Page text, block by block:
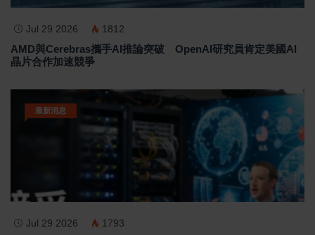
Jul 29 2026 1812
AMD與Cerebras攜手AI推論突破 OpenAI研究員肯定美國AI
晶片合作加速競爭
最新消息
Jul 29 2026 1793